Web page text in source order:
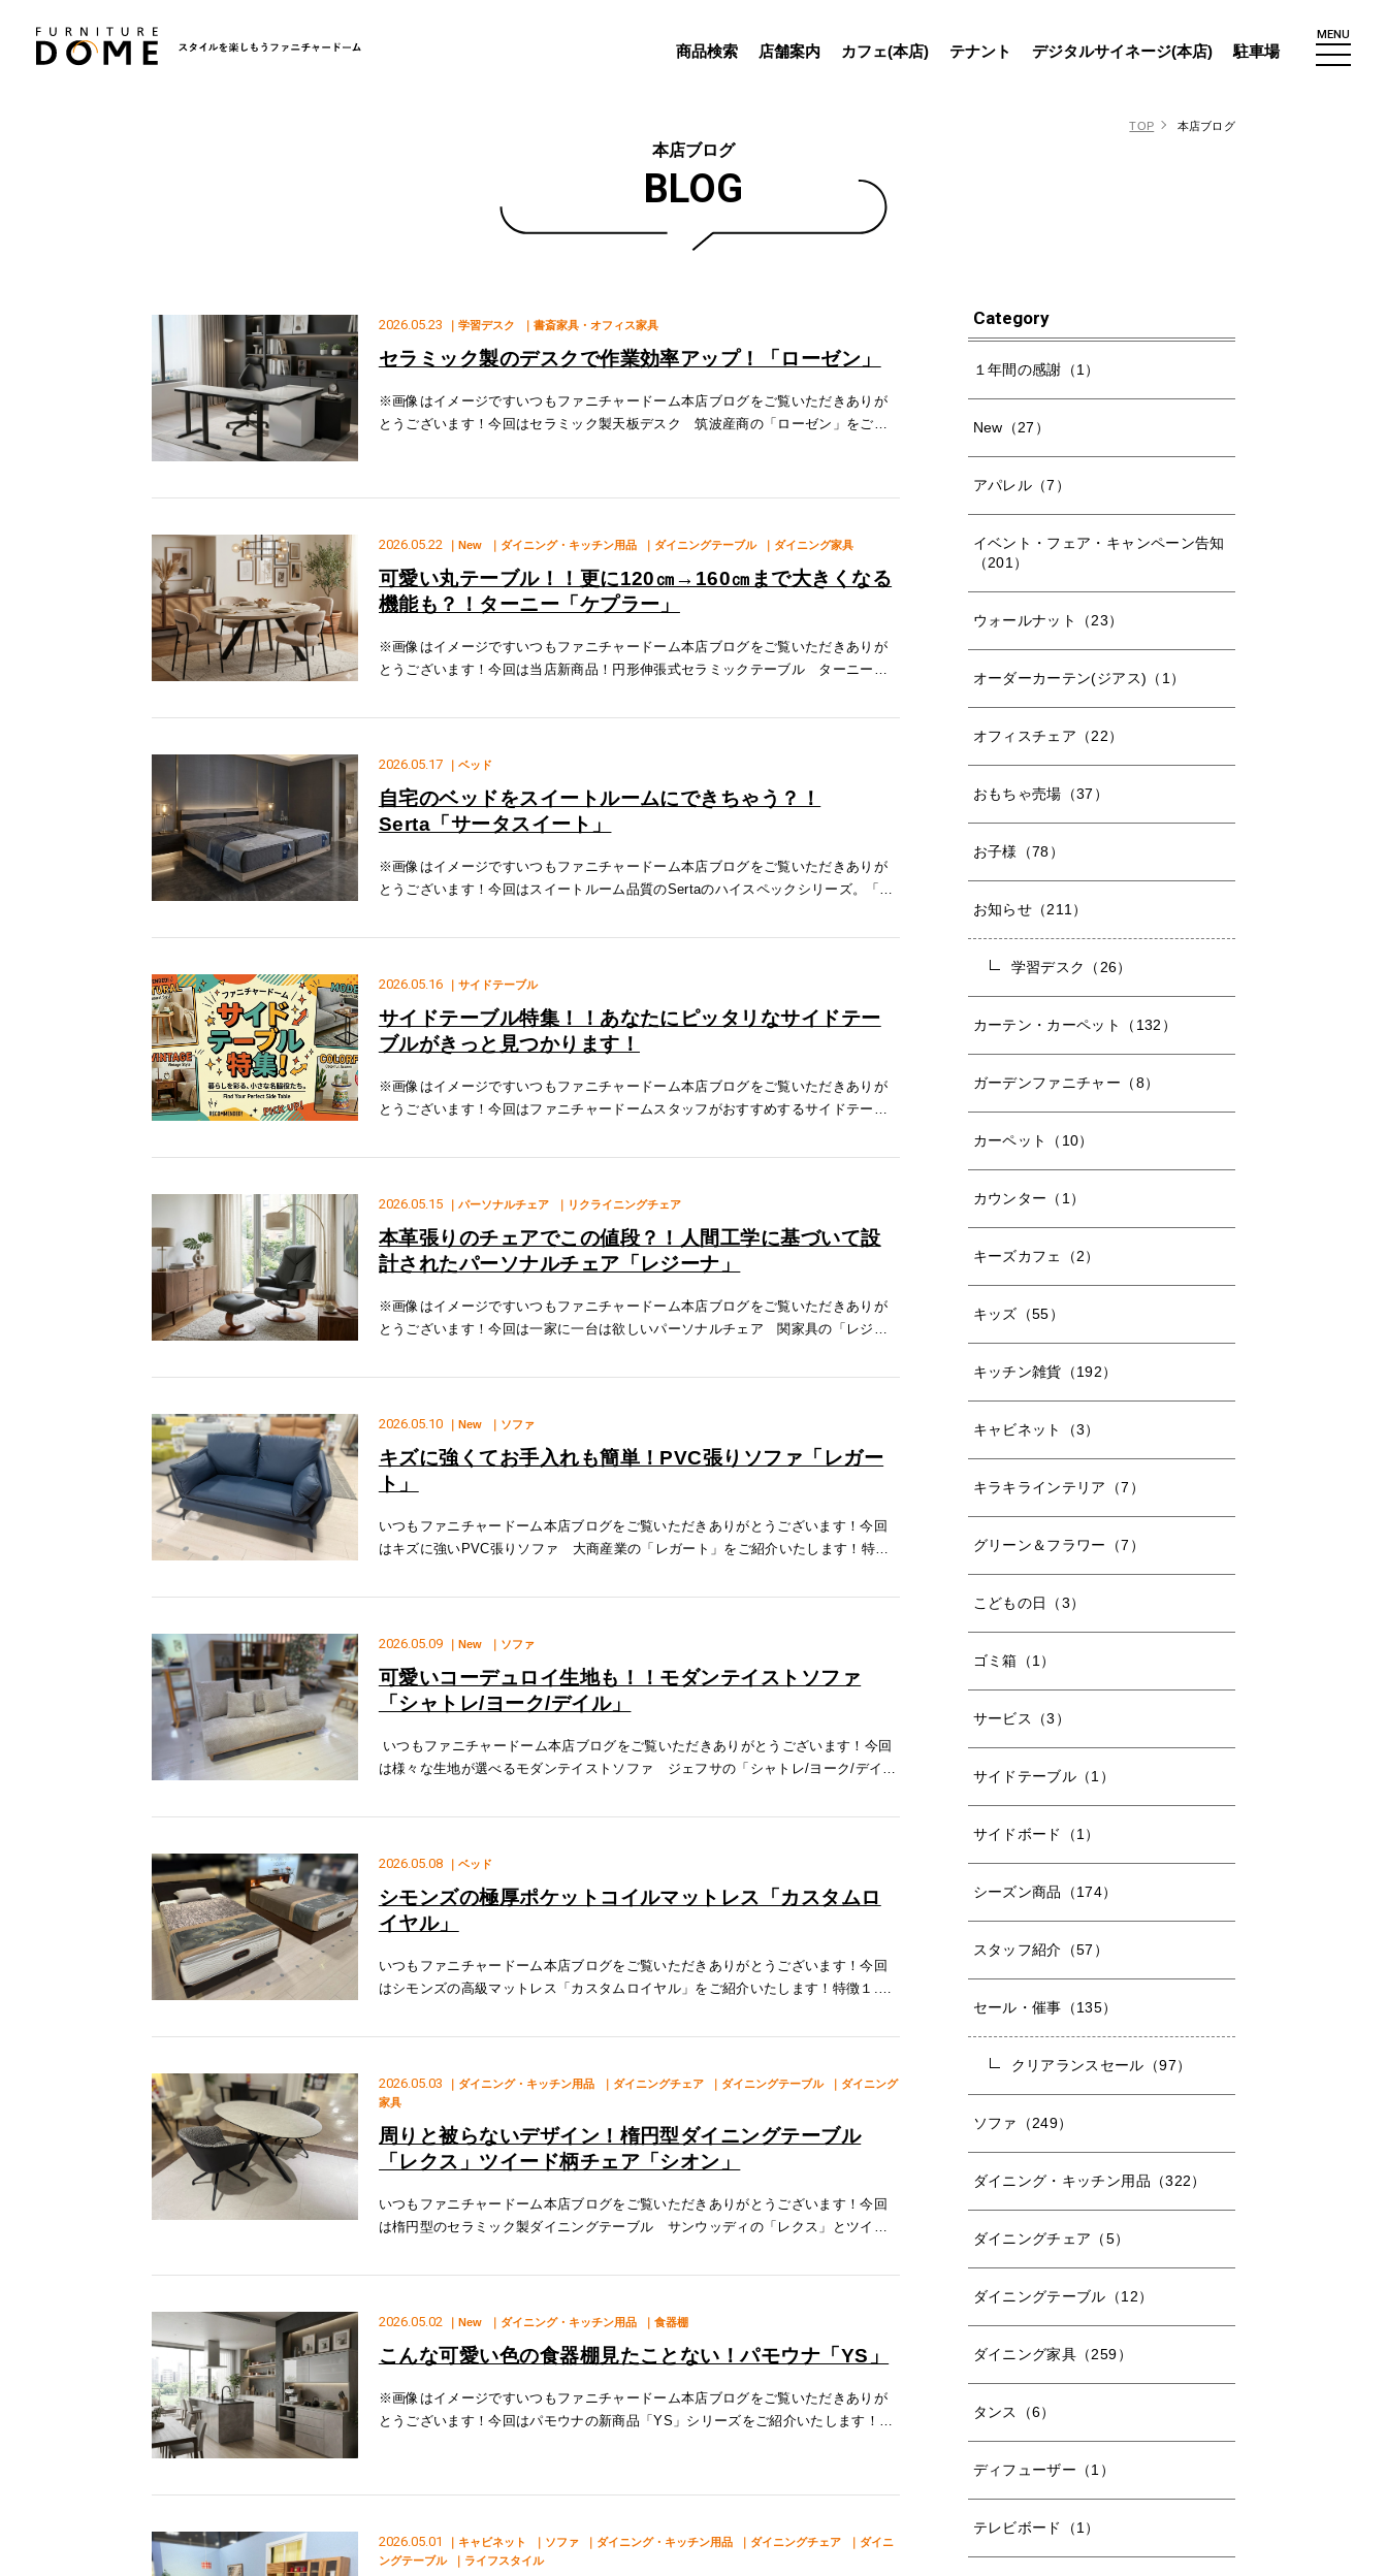
商品検索 店舗案内 カフェ(本店) テナント デジタルサイネージ(本店) 駐車場
MENU
TOP 本店ブログ
本店ブログ
BLOG
2026.05.23 ｜学習デスク ｜書斎家具・オフィス家具
セラミック製のデスクで作業効率アップ！「ローゼン」
※画像はイメージですいつもファニチャードーム本店ブログをご覧いただきありが
とうございます！今回はセラミック製天板デスク 筑波産商の「ローゼン」をご紹
2026.05.22 ｜New ｜ダイニング・キッチン用品 ｜ダイニングテーブル ｜ダイニング家具
可愛い丸テーブル！！更に120㎝→160㎝まで大きくなる
機能も？！ターニー「ケプラー」
※画像はイメージですいつもファニチャードーム本店ブログをご覧いただきありが
とうございます！今回は当店新商品！円形伸張式セラミックテーブル ターニーの
幅120㎝のテー
2026.05.17 ｜ベッド
自宅のベッドをスイートルームにできちゃう？！
Serta「サータスイート」
※画像はイメージですいつもファニチャードーム本店ブログをご覧いただきありが
とうございます！今回はスイートルーム品質のSertaのハイスペックシリーズ。「サ
しておりま
2026.05.16 ｜サイドテーブル
サイドテーブル特集！！あなたにピッタリなサイドテー
ブルがきっと見つかります！
※画像はイメージですいつもファニチャードーム本店ブログをご覧いただきありが
とうございます！今回はファニチャードームスタッフがおすすめするサイドテーブ
ブルとなっており
2026.05.15 ｜パーソナルチェア ｜リクライニングチェア
本革張りのチェアでこの値段？！人間工学に基づいて設
計されたパーソナルチェア「レジーナ」
※画像はイメージですいつもファニチャードーム本店ブログをご覧いただきありが
とうございます！今回は一家に一台は欲しいパーソナルチェア 関家具の「レジー
込み固定構造を採
2026.05.10 ｜New ｜ソファ
キズに強くてお手入れも簡単！PVC張りソファ「レガー
ト」
いつもファニチャードーム本店ブログをご覧いただきありがとうございます！今回
はキズに強いPVC張りソファ 大商産業の「レガート」をご紹介いたします！特徴
的な合
2026.05.09 ｜New ｜ソファ
可愛いコーデュロイ生地も！！モダンテイストソファ
「シャトレ/ヨーク/デイル」
いつもファニチャードーム本店ブログをご覧いただきありがとうございます！今回
は様々な生地が選べるモダンテイストソファ ジェフサの「シャトレ/ヨーク/デイ
地ヨ
2026.05.08 ｜ベッド
シモンズの極厚ポケットコイルマットレス「カスタムロ
イヤル」
いつもファニチャードーム本店ブログをご覧いただきありがとうございます！今回
はシモンズの高級マットレス「カスタムロイヤル」をご紹介いたします！特徴１.極
のコイルの中
2026.05.03 ｜ダイニング・キッチン用品 ｜ダイニングチェア ｜ダイニングテーブル
｜ダイニング
家具
周りと被らないデザイン！楕円型ダイニングテーブル
「レクス」ツイード柄チェア「シオン」
いつもファニチャードーム本店ブログをご覧いただきありがとうございます！今回
は楕円型のセラミック製ダイニングテーブル サンウッディの「レクス」とツイー
ます！テーブル 特
2026.05.02 ｜New ｜ダイニング・キッチン用品 ｜食器棚
こんな可愛い色の食器棚見たことない！パモウナ「YS」
※画像はイメージですいつもファニチャードーム本店ブログをご覧いただきありが
とうございます！今回はパモウナの新商品「YS」シリーズをご紹介いたします！特
2026.05.01 ｜キャビネット ｜ソファ ｜ダイニング・キッチン用品 ｜ダイニングチェア
｜ダイニ
ングテーブル
｜ライフスタイル
Category
１年間の感謝（1）
New（27）
アパレル（7）
イベント・フェア・キャンペーン告知
（201）
ウォールナット（23）
オーダーカーテン(ジアス)（1）
オフィスチェア（22）
おもちゃ売場（37）
お子様（78）
お知らせ（211）
学習デスク（26）
カーテン・カーペット（132）
ガーデンファニチャー（8）
カーペット（10）
カウンター（1）
キーズカフェ（2）
キッズ（55）
キッチン雑貨（192）
キャビネット（3）
キラキラインテリア（7）
グリーン＆フラワー（7）
こどもの日（3）
ゴミ箱（1）
サービス（3）
サイドテーブル（1）
サイドボード（1）
シーズン商品（174）
スタッフ紹介（57）
セール・催事（135）
クリアランスセール（97）
ソファ（249）
ダイニング・キッチン用品（322）
ダイニングチェア（5）
ダイニングテーブル（12）
ダイニング家具（259）
タンス（6）
ディフューザー（1）
テレビボード（1）